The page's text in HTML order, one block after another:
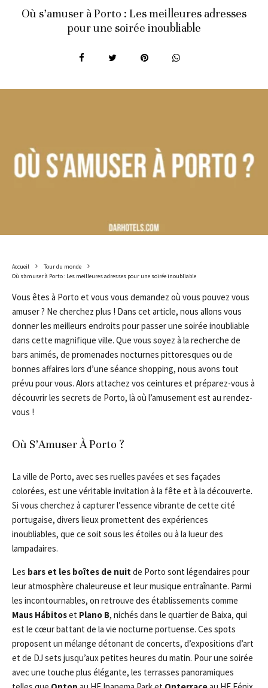
Où s’amuser à Porto : Les meilleures adresses
pour une soirée inoubliable
Accueil
Tour du monde
Où s’amuser à Porto : Les meilleures adresses pour une soirée inoubliable
Vous êtes à Porto et vous vous demandez où vous pouvez vous
amuser ? Ne cherchez plus ! Dans cet article, nous allons vous
donner les meilleurs endroits pour passer une soirée inoubliable
dans cette magnifique ville. Que vous soyez à la recherche de
bars animés, de promenades nocturnes pittoresques ou de
bonnes affaires lors d’une séance shopping, nous avons tout
prévu pour vous. Alors attachez vos ceintures et préparez-vous à
découvrir les secrets de Porto, là où l’amusement est au rendez-
vous !
Où S’Amuser À Porto ?
La ville de Porto, avec ses ruelles pavées et ses façades
colorées, est une véritable invitation à la fête et à la découverte.
Si vous cherchez à capturer l’essence vibrante de cette cité
portugaise, divers lieux promettent des expériences
inoubliables, que ce soit sous les étoiles ou à la lueur des
lampadaires.
Les bars et les boîtes de nuit de Porto sont légendaires pour
leur atmosphère chaleureuse et leur musique entraînante. Parmi
les incontournables, on retrouve des établissements comme
Maus Hábitoset Plano B, nichés dans le quartier de Baixa, qui
est le cœur battant de la vie nocturne portuense. Ces spots
proposent un mélange détonant de concerts, d’expositions d’art
et de DJ sets jusqu’aux petites heures du matin. Pour une soirée
avec une touche plus élégante, les terrasses panoramiques